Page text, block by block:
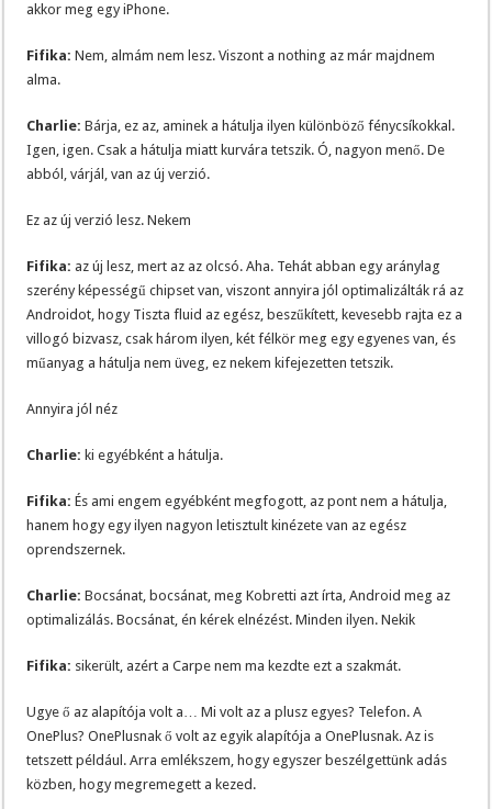
akkor meg egy iPhone.
Fifika: Nem, almám nem lesz. Viszont a nothing az már majdnem
alma.
Charlie: Bárja, ez az, aminek a hátulja ilyen különböző fénycsíkokkal.
Igen, igen. Csak a hátulja miatt kurvára tetszik. Ó, nagyon menő. De
abból, várjál, van az új verzió.
Ez az új verzió lesz. Nekem
Fifika: az új lesz, mert az az olcsó. Aha. Tehát abban egy aránylag
szerény képességű chipset van, viszont annyira jól optimalizálták rá az
Androidot, hogy Tiszta fluid az egész, beszűkített, kevesebb rajta ez a
villogó bizvasz, csak három ilyen, két félkör meg egy egyenes van, és
műanyag a hátulja nem üveg, ez nekem kifejezetten tetszik.
Annyira jól néz
Charlie: ki egyébként a hátulja.
Fifika: És ami engem egyébként megfogott, az pont nem a hátulja,
hanem hogy egy ilyen nagyon letisztult kinézete van az egész
oprendszernek.
Charlie: Bocsánat, bocsánat, meg Kobretti azt írta, Android meg az
optimalizálás. Bocsánat, én kérek elnézést. Minden ilyen. Nekik
Fifika: sikerült, azért a Carpe nem ma kezdte ezt a szakmát.
Ugye ő az alapítója volt a… Mi volt az a plusz egyes? Telefon. A
OnePlus? OnePlusnak ő volt az egyik alapítója a OnePlusnak. Az is
tetszett például. Arra emlékszem, hogy egyszer beszélgettünk adás
közben, hogy megremegett a kezed.